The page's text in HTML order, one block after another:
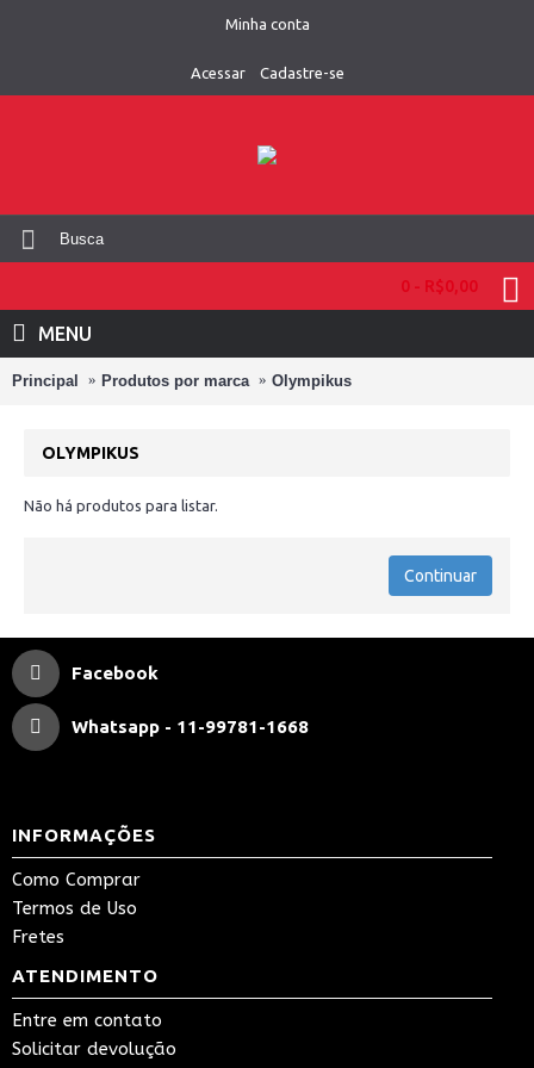
Minha conta
Acessar Cadastre-se
0 - R$0,00
MENU
Principal Produtos por marca Olympikus
OLYMPIKUS
Não há produtos para listar.
Continuar
Facebook
Whatsapp - 11-99781-1668
INFORMAÇÕES
Como Comprar
Termos de Uso
Fretes
ATENDIMENTO
Entre em contato
Solicitar devolução